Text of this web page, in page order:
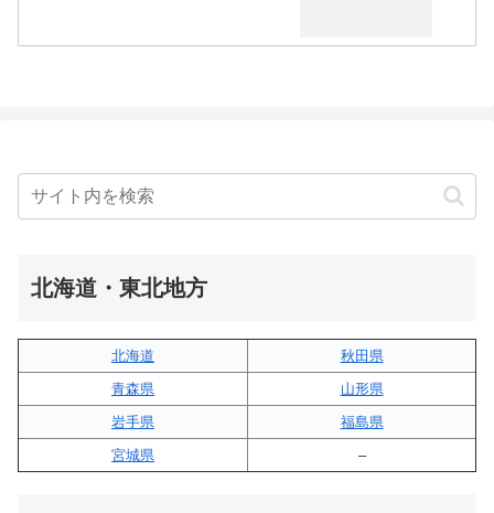
北海道・東北地方
北海道
秋田県
青森県
山形県
岩手県
福島県
宮城県
–